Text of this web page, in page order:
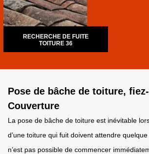
RECHERCHE DE FUITE
TOITURE 36
Pose de bâche de toiture,
Couverture
La pose de bâche de toiture est inévitable
d’une toiture qui fuit doivent attendre
n’est pas possible de commencer